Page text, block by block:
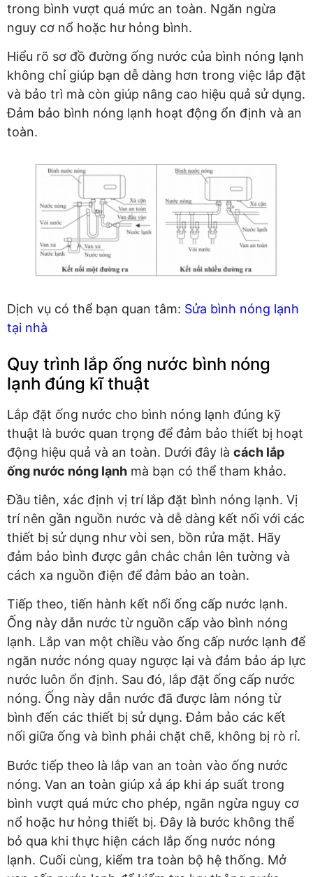
trong bình vượt quá mức an toàn. Ngăn ngừa
nguy cơ nổ hoặc hư hỏng bình.
Hiểu rõ sơ đồ đường ống nước của bình nóng lạnh
không chỉ giúp bạn dễ dàng hơn trong việc lắp đặt
và bảo trì mà còn giúp nâng cao hiệu quả sử dụng.
Đảm bảo bình nóng lạnh hoạt động ổn định và an
toàn.
Dịch vụ có thể bạn quan tâm: Sửa bình nóng lạnh
tại nhà
Quy trình lắp ống nước bình nóng
lạnh đúng kĩ thuật
Lắp đặt ống nước cho bình nóng lạnh đúng kỹ
thuật là bước quan trọng để đảm bảo thiết bị hoạt
động hiệu quả và an toàn. Dưới đây là cách lắp
ống nước nóng lạnh mà bạn có thể tham khảo.
Đầu tiên, xác định vị trí lắp đặt bình nóng lạnh. Vị
trí nên gần nguồn nước và dễ dàng kết nối với các
thiết bị sử dụng như vòi sen, bồn rửa mặt. Hãy
đảm bảo bình được gắn chắc chắn lên tường và
cách xa nguồn điện để đảm bảo an toàn.
Tiếp theo, tiến hành kết nối ống cấp nước lạnh.
Ống này dẫn nước từ nguồn cấp vào bình nóng
lạnh. Lắp van một chiều vào ống cấp nước lạnh để
ngăn nước nóng quay ngược lại và đảm bảo áp lực
nước luôn ổn định. Sau đó, lắp đặt ống cấp nước
nóng. Ống này dẫn nước đã được làm nóng từ
bình đến các thiết bị sử dụng. Đảm bảo các kết
nối giữa ống và bình phải chặt chẽ, không bị rò rỉ.
Bước tiếp theo là lắp van an toàn vào ống nước
nóng. Van an toàn giúp xả áp khi áp suất trong
bình vượt quá mức cho phép, ngăn ngừa nguy cơ
nổ hoặc hư hỏng thiết bị. Đây là bước không thể
bỏ qua khi thực hiện cách lắp ống nước nóng
lạnh. Cuối cùng, kiểm tra toàn bộ hệ thống. Mở